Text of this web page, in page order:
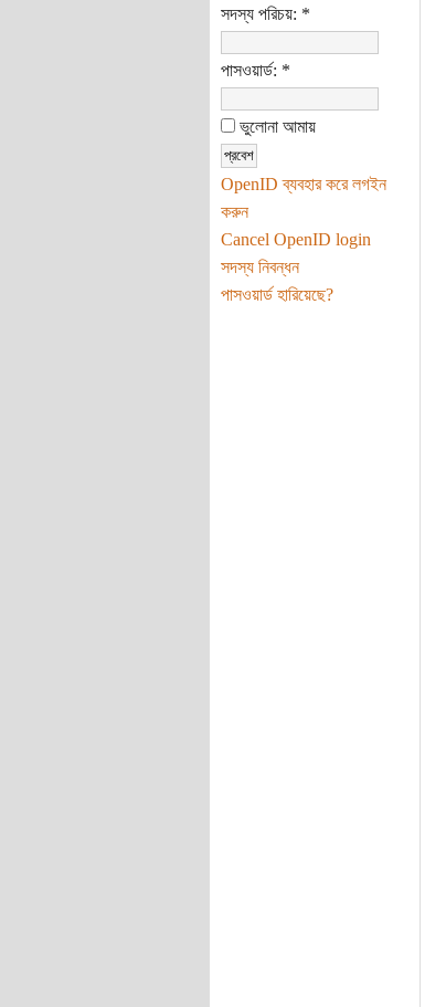
সদস্য পরিচয়: *
পাসওয়ার্ড: *
ভুলোনা আমায়
OpenID ব্যবহার করে লগইন
করুন
Cancel OpenID login
সদস্য নিবন্ধন
পাসওয়ার্ড হারিয়েছে?